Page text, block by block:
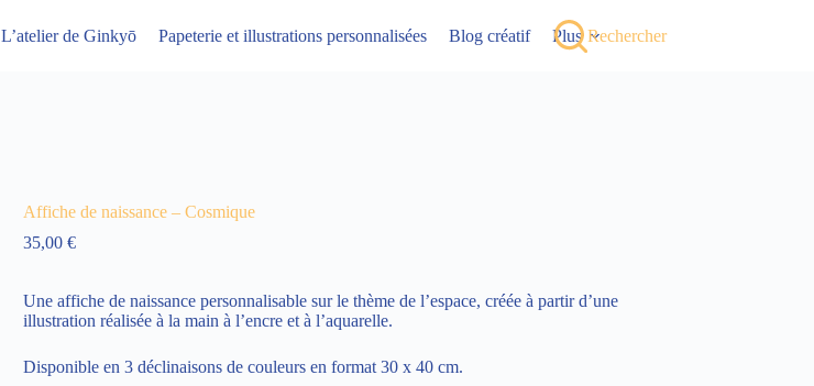
L’atelier de Ginkyō Papeterie et illustrations personnalisées Blog créatif Plus Rechercher
Affiche de naissance – Cosmique
35,00 €
Une affiche de naissance personnalisable sur le thème de l’espace, créée à partir d’une
illustration réalisée à la main à l’encre et à l’aquarelle.
Disponible en 3 déclinaisons de couleurs en format 30 x 40 cm.